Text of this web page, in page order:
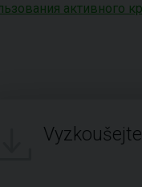
активного